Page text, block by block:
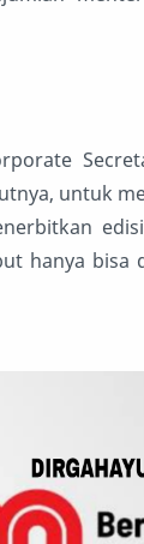
untuk
hanya